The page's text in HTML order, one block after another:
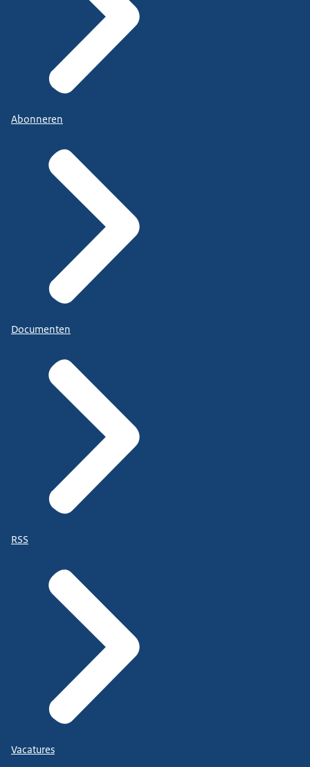
Abonneren
Documenten
RSS
Vacatures